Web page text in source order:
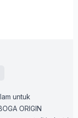
untuk
ORIGIN